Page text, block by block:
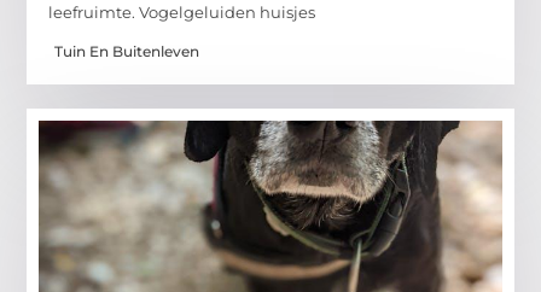
leefruimte. Vogelgeluiden huisjes
Tuin En Buitenleven